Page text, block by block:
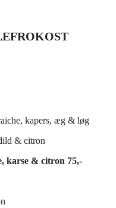
kapers, æg & løg
& citron
karse & citron 75,-